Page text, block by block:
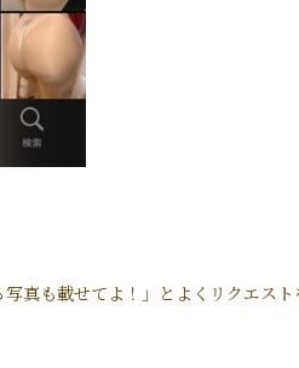
真も載せてよ！」とよくリクエスト